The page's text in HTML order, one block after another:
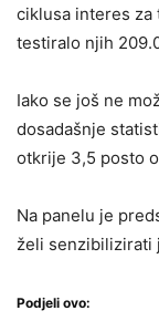
ciklusa interes za
testiralo njih
Iako se još ne
dosadašnje
otkrije 3,5 posto
Na panelu je
želi senzibilizirati
Podjeli ovo: